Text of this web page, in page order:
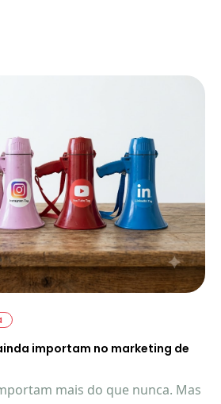
digital. O que importa é
importam no marketing de
mais do que nunca. Mas